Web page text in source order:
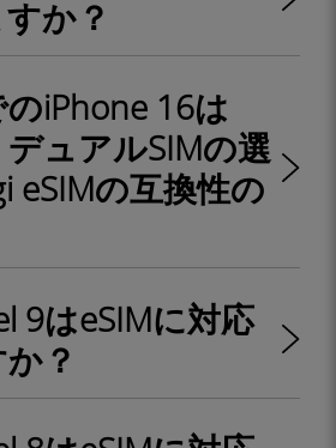
か？
iPhone 16は
デュアルSIMの選
eSIMの互換性の
9はeSIMに対応
？